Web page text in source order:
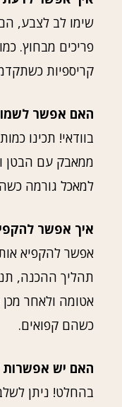
שימו לב לצבע,
פריכים מבחוץ.
קריספיות
האם אפשר
בוודאי! תכינו
ממאבק עם הבטן
למאכל גורמה
איך אפשר
אפשר להקפיא
תהליך ההכנה,
אטומה ולאחר מכן
כשהם קפואים.
האם יש אפשרות
בהחלט! ניתן